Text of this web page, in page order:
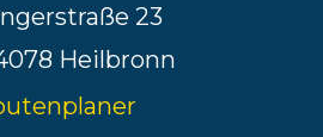
23
Heilbronn